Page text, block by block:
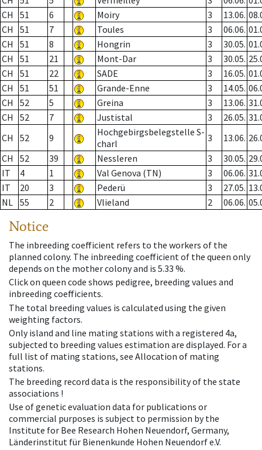
CH
51 6 Moiry 3 13.06.
CH
51 7 Toules 3 06.06.
CH
51 8 Hongrin 3 30.05.
CH
51 21 Mont-Dar 3 30.05.
CH
51 22 SADE 3 16.05.
CH
51 51 Grande-Enne 3 14.05.
CH
52 5 Greina 3 13.06.
CH
52 7 Justistal 3 26.05.
CH
52 9
Hochgebirgsbelegstelle S-
charl
3 13.06.
CH
52 39 Nessleren 3 30.05.
IT
4 1 Val Genova (TN) 3 06.06.
IT
20 3 Pederü 3 27.05.
NL 55 2 Vlieland 2 06.06.
Notice
The inbreeding coefficient refers to the workers of the
planned colony. The inbreeding coefficient of the queen only
depends on the mother colony and is 5.33 %.
Click on queen code shows pedigree, breeding values and
inbreeding coefficients.
The total breeding values is calculated using the given
weighting factors.
Only island and line mating stations with a registered 4a,
subjected to breeding values estimation are displayed. For a
full list of mating stations, see Allocation of mating
stations.
The breeding record data is the responsibility of the state
associations !
Use of genetic evaluation data for publications or
commercial purposes is subject to permission by the
Institute for Bee Research Hohen Neuendorf, Germany,
Länderinstitut für Bienenkunde Hohen Neuendorf e.V.